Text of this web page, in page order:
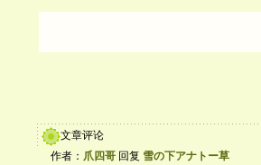
文章评论
作者： 爪四哥 回复 雪の下アナトー草